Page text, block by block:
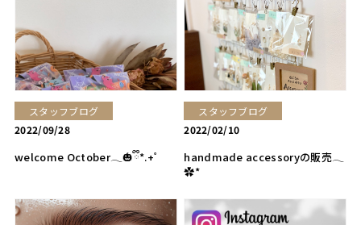
スタッフブログ
2022/09/28
welcome October𓂃🎃ྀི*.+ﾟ
スタッフブログ
2022/02/10
handmade accessoryの販売𓂃
✿*